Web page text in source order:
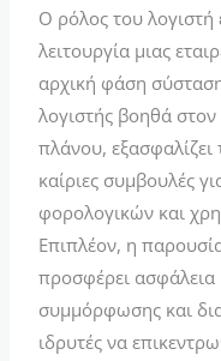
Ο ρόλος του λογιστή
λειτουργία μιας
αρχική φάση
λογιστής βοηθά
πλάνου, εξασφαλίζει
καίριες συμβουλές
φορολογικών και
Επιπλέον, η
προσφέρει
συμμόρφωσης και
ιδρυτές να